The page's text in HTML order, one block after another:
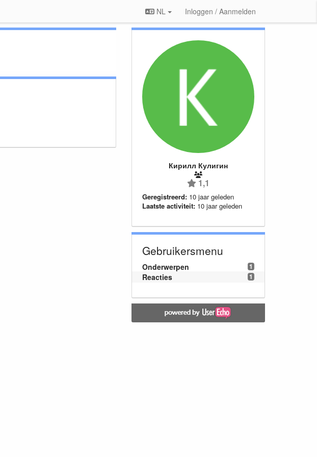
NL Inloggen / Aanmelden
Кирилл Кулигин
1,1
Geregistreerd: 10 jaar geleden
Laatste activiteit: 10 jaar geleden
Gebruikersmenu
1
Onderwerpen
1
Reacties